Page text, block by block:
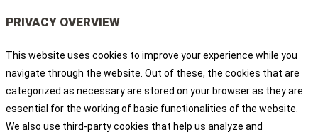
PRIVACY OVERVIEW
This website uses cookies to improve your experience while you
navigate through the website. Out of these, the cookies that are
categorized as necessary are stored on your browser as they are
essential for the working of basic functionalities of the website.
We also use third-party cookies that help us analyze and